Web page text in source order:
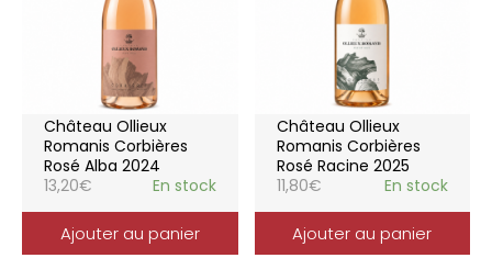
Château Ollieux
Romanis Corbières
Rosé Alba 2024
13,20€ En stock
Ajouter au panier
Château Ollieux
Romanis Corbières
Rosé Racine 2025
11,80€ En stock
Ajouter au panier